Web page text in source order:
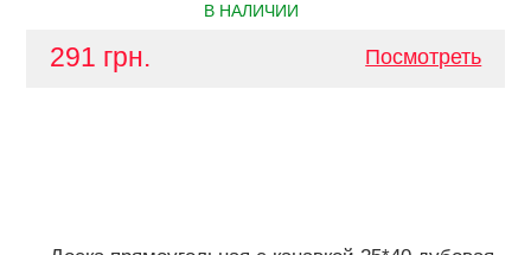
В НАЛИЧИИ
291 грн. Посмотреть